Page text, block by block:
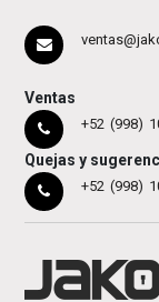
Ventas
+52 (998)
Quejas y
+52 (998)